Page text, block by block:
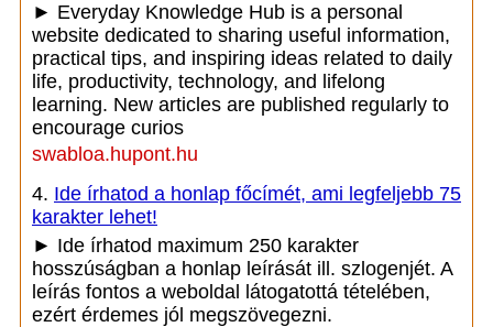
► Everyday Knowledge Hub is a personal
website dedicated to sharing useful information,
practical tips, and inspiring ideas related to daily
life, productivity, technology, and lifelong
learning. New articles are published regularly to
encourage curios
swabloa.hupont.hu
4. Ide írhatod a honlap főcímét, ami legfeljebb 75
karakter lehet!
► Ide írhatod maximum 250 karakter
hosszúságban a honlap leírását ill. szlogenjét. A
leírás fontos a weboldal látogatottá tételében,
ezért érdemes jól megszövegezni.